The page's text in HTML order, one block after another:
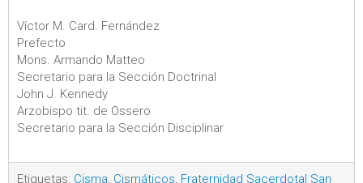
Víctor M. Card. Fernández
Prefecto
Mons. Armando Matteo
Secretario para la Sección Doctrinal
John J. Kennedy
Arzobispo tit. de Ossero
Secretario para la Sección Disciplinar
Etiquetas: Cisma, Cismáticos, Fraternidad Sacerdotal San